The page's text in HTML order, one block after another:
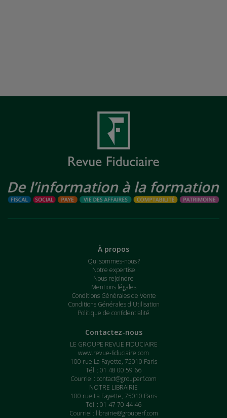
À propos
Qui sommes-nous ?
Notre expertise
Nous rejoindre
Mentions légales
Conditions Générales de Vente
Conditions Générales d'Utilisation
Politique de confidentialité
Contactez-nous
LE GROUPE REVUE FIDUCIAIRE
www.revue-fiduciaire.com
100 rue La Fayette, 75010 Paris
Tél. : 01 48 00 59 66
Courriel : contact@grouperf.com
NOTRE LIBRAIRIE
100 rue La Fayette, 75010 Paris
Tél. : 01 47 70 44 46
Courriel : librairie@grouperf.com